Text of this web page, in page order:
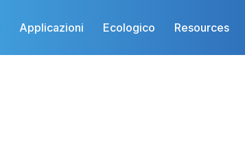
Applicazioni Ecologico Resources